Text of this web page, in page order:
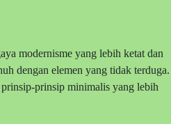
modernisme yang lebih ketat dan
dengan elemen yang tidak terduga.
prinsip minimalis yang lebih